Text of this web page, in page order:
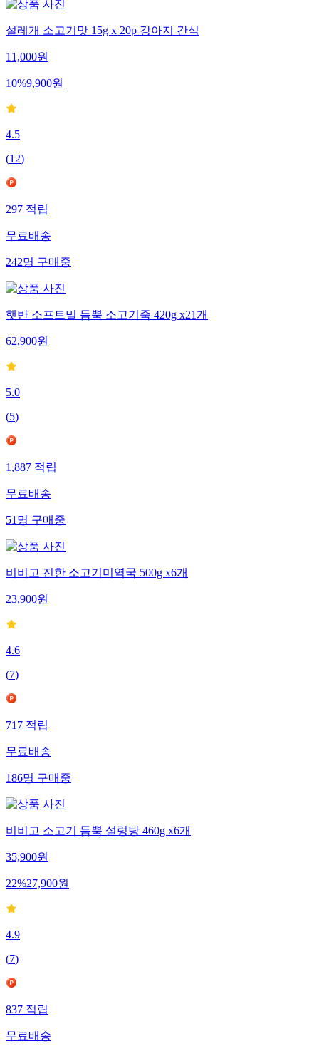
설레개 소고기맛 15g x 20p 강아지 간식
11,000원
10%9,900원
4.5
(12)
297적립
무료배송
242명구매중
햇반 소프트밀 듬뿍 소고기죽 420g x21개
62,900원
5.0
(5)
1,887적립
무료배송
51명구매중
비비고 진한 소고기미역국 500g x6개
23,900원
4.6
(7)
717적립
무료배송
186명구매중
비비고 소고기 듬뿍 설렁탕 460g x6개
35,900원
22%27,900원
4.9
(7)
837적립
무료배송